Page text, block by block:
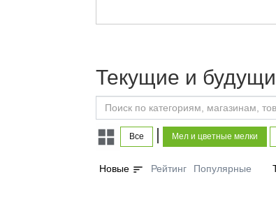
Текущие и
Все | Мел и цветные мелки
Новые sort Рейтинг Популярные